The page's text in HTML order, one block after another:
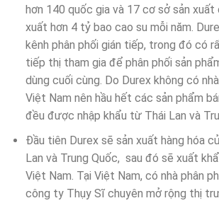
hơn 140 quốc gia và 17 cơ sở sản xuất
xuất hơn 4 tỷ bao cao su mỗi năm.
kênh phân phối gián tiếp, trong đó có
tiếp thị tham gia để phân phối sản
dùng cuối cùng. Do Durex không có
Việt Nam nên hầu hết các sản phẩm
đều được nhập khẩu từ Thái Lan và
Đầu tiên Durex sẽ sản xuất hàng hóa
Lan và Trung Quốc, sau đó sẽ xuất
Việt Nam. Tại Việt Nam, có nhà phân
công ty Thụy Sĩ chuyên mở rộng thị